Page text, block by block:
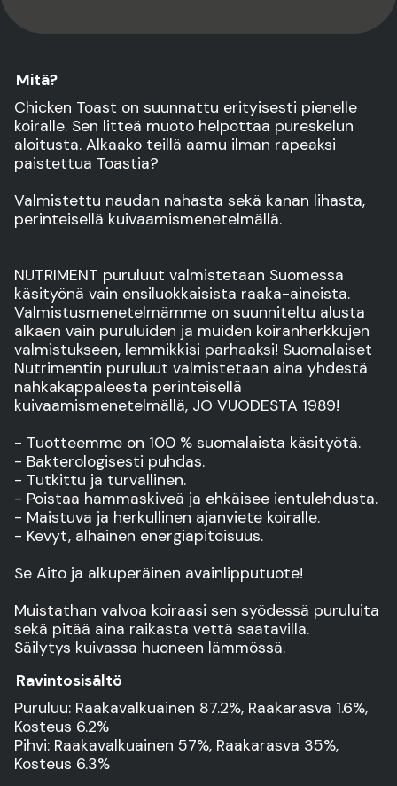
Mitä?
Chicken Toast on suunnattu erityisesti pienelle
koiralle. Sen litteä muoto helpottaa pureskelun
aloitusta. Alkaako teillä aamu ilman rapeaksi
paistettua Toastia?
Valmistettu naudan nahasta sekä kanan lihasta,
perinteisellä kuivaamismenetelmällä.
NUTRIMENT puruluut valmistetaan Suomessa
käsityönä vain ensiluokkaisista raaka-aineista.
Valmistusmenetelmämme on suunniteltu alusta
alkaen vain puruluiden ja muiden koiranherkkujen
valmistukseen, lemmikkisi parhaaksi! Suomalaiset
Nutrimentin puruluut valmistetaan aina yhdestä
nahkakappaleesta perinteisellä
kuivaamismenetelmällä, JO VUODESTA 1989!
- Tuotteemme on 100 % suomalaista käsityötä.
- Bakterologisesti puhdas.
- Tutkittu ja turvallinen.
- Poistaa hammaskiveä ja ehkäisee ientulehdusta.
- Maistuva ja herkullinen ajanviete koiralle.
- Kevyt, alhainen energiapitoisuus.
Se Aito ja alkuperäinen avainlipputuote!
Muistathan valvoa koiraasi sen syödessä puruluita
sekä pitää aina raikasta vettä saatavilla.
Säilytys kuivassa huoneen lämmössä.
Ravintosisältö
Puruluu: Raakavalkuainen 87.2%, Raakarasva 1.6%,
Kosteus 6.2%
Pihvi: Raakavalkuainen 57%, Raakarasva 35%,
Kosteus 6.3%